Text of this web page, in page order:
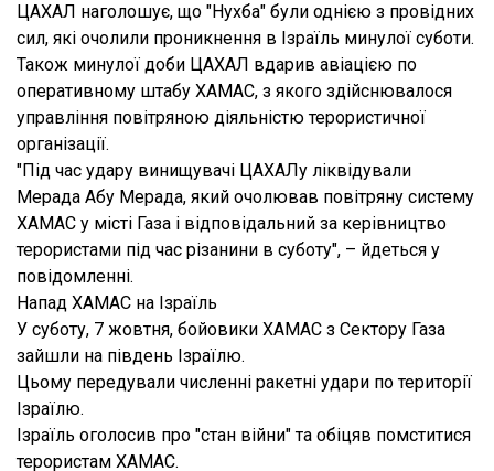
ЦАХАЛ наголошує, що "Нухба" були однією з провідних
сил, які очолили проникнення в Ізраїль минулої суботи.
Також минулої доби ЦАХАЛ вдарив авіацією по
оперативному штабу ХАМАС, з якого здійснювалося
управління повітряною діяльністю терористичної
організації.
"Під час удару винищувачі ЦАХАЛу ліквідували
Мерада Абу Мерада, який очолював повітряну систему
ХАМАС у місті Газа і відповідальний за керівництво
терористами під час різанини в суботу", – йдеться у
повідомленні.
Напад ХАМАС на Ізраїль
У суботу, 7 жовтня, бойовики ХАМАС з Сектору Газа
зайшли на південь Ізраїлю.
Цьому передували численні ракетні удари по території
Ізраїлю.
Ізраїль оголосив про "стан війни" та обіцяв помститися
терористам ХАМАС.